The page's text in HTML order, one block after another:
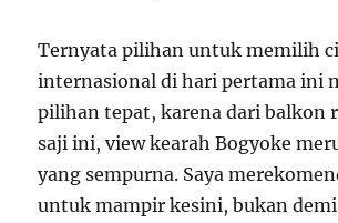
Ternyata pilihan untuk memilih
internasional di hari pertama ini
pilihan tepat, karena dari balkon
saji ini, view kearah Bogyoke
yang sempurna. Saya
untuk mampir kesini, bukan